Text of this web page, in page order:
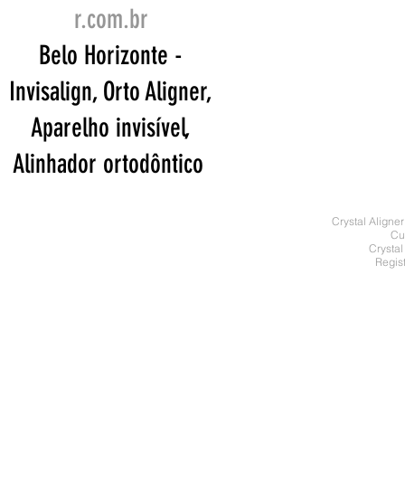
r.com.br
Belo Horizonte -
Invisalign, Orto Aligner,
Aparelho invisível,
Alinhador ortodôntico
Crystal